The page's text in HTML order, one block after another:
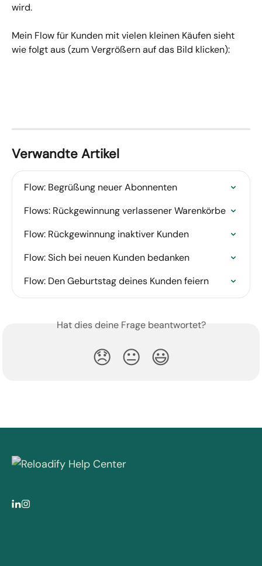
wird.
Mein Flow für Kunden mit vielen kleinen Käufen sieht
wie folgt aus (zum Vergrößern auf das Bild klicken):
Verwandte Artikel
Flow: Begrüßung neuer Abonnenten
Flows: Rückgewinnung verlassener Warenkörbe
Flow: Rückgewinnung inaktiver Kunden
Flow: Sich bei neuen Kunden bedanken
Flow: Den Geburtstag deines Kunden feiern
Hat dies deine Frage beantwortet?
😞 😐 😃